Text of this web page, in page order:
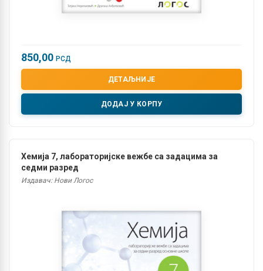
850,00 РСД
ДЕТАЉНИЈЕ
ДОДАЈ У КОРПУ
Хемија 7, лабораторијске вежбе са задацима за
седми разред
Издавач: Нови Логос